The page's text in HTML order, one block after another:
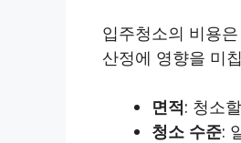
입주청소의 비용
산정에 영향을 미
면적: 청소
청소 수준: